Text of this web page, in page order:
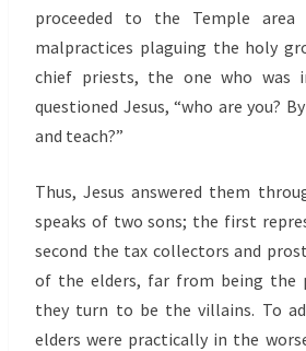
proceeded to the Temple
malpractices plaguing the holy
chief priests, the one who was
questioned Jesus, “who are you?
and teach?”
Thus, Jesus answered them
speaks of two sons; the first
second the tax collectors and
of the elders, far from being the
they turn to be the villains. To
elders were practically in the